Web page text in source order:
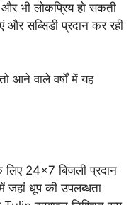
भी लोकप्रिय हो सकती
सब्सिडी प्रदान कर रही
आने वाले वर्षों में यह
24×7 बिजली प्रदान
जहां धूप की उपलब्धता